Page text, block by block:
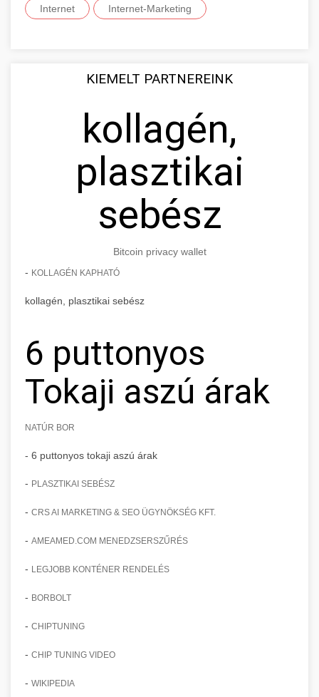
Internet Internet-Marketing
KIEMELT PARTNEREINK
kollagén,
plasztikai
sebész
Bitcoin privacy wallet
- KOLLAGÉN KAPHATÓ
kollagén, plasztikai sebész
6 puttonyos
Tokaji aszú árak
NATÚR BOR
- 6 puttonyos tokaji aszú árak
- PLASZTIKAI SEBÉSZ
- CRS AI MARKETING & SEO ÜGYNÖKSÉG KFT.
- AMEAMED.COM MENEDZSERSZŰRÉS
- LEGJOBB KONTÉNER RENDELÉS
- BORBOLT
- CHIPTUNING
- CHIP TUNING VIDEO
- WIKIPEDIA